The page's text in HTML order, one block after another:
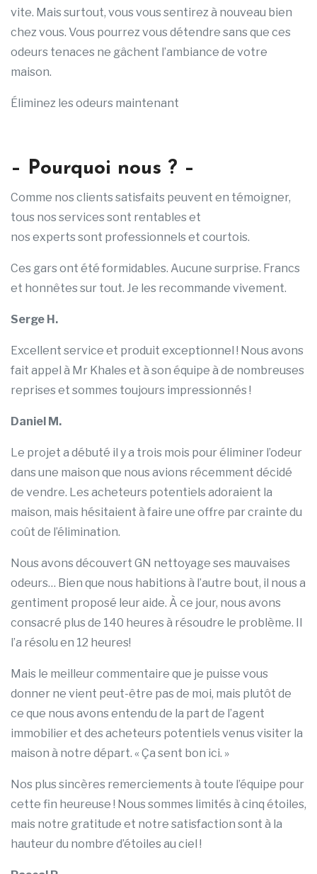
vite. Mais surtout, vous vous sentirez à nouveau bien
chez vous. Vous pourrez vous détendre sans que ces
odeurs tenaces ne gâchent l’ambiance de votre
maison.
Éliminez les odeurs maintenant
– Pourquoi nous ? –
Comme nos clients satisfaits peuvent en témoigner,
tous nos services sont rentables et
nos experts sont professionnels et courtois.
Ces gars ont été formidables. Aucune surprise. Francs
et honnêtes sur tout. Je les recommande vivement.
Serge H.
Excellent service et produit exceptionnel ! Nous avons
fait appel à Mr Khales et à son équipe à de nombreuses
reprises et sommes toujours impressionnés !
Daniel M.
Le projet a débuté il y a trois mois pour éliminer l’odeur
dans une maison que nous avions récemment décidé
de vendre. Les acheteurs potentiels adoraient la
maison, mais hésitaient à faire une offre par crainte du
coût de l’élimination.
Nous avons découvert GN nettoyage ses mauvaises
odeurs… Bien que nous habitions à l’autre bout, il nous a
gentiment proposé leur aide. À ce jour, nous avons
consacré plus de 140 heures à résoudre le problème. Il
l’a résolu en 12 heures!
Mais le meilleur commentaire que je puisse vous
donner ne vient peut-être pas de moi, mais plutôt de
ce que nous avons entendu de la part de l’agent
immobilier et des acheteurs potentiels venus visiter la
maison à notre départ. « Ça sent bon ici. »
Nos plus sincères remerciements à toute l’équipe pour
cette fin heureuse ! Nous sommes limités à cinq étoiles,
mais notre gratitude et notre satisfaction sont à la
hauteur du nombre d’étoiles au ciel !